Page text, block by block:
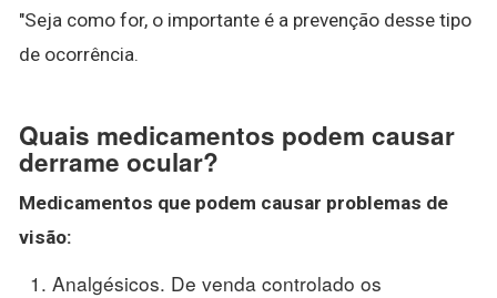
"Seja como for, o importante é a prevenção desse tipo
de ocorrência.
Quais medicamentos podem causar
derrame ocular?
Medicamentos que podem causar problemas de
visão:
Analgésicos. De venda controlado os